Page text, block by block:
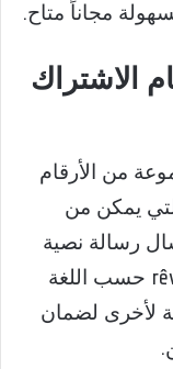
مجاناً متاح.
2026 وأرقام الاشتراك
مجموعة من الأرقام
يمكن من
رسالة نصية
تحتوي على كلمة حلم أو Dream أو rêve حسب اللغة
لأخرى لضمان